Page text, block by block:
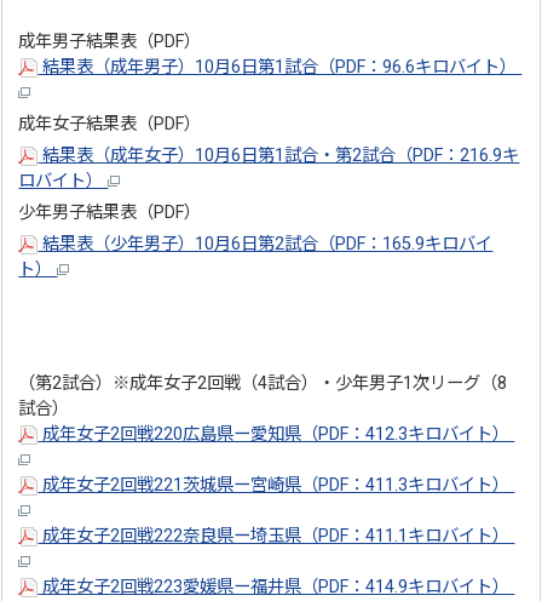
成年男子結果表（PDF）
結果表（成年男子）10月6日第1試合（PDF：96.6キロバイト）
成年女子結果表（PDF）
結果表（成年女子）10月6日第1試合・第2試合（PDF：216.9キ
ロバイト）
少年男子結果表（PDF）
結果表（少年男子）10月6日第2試合（PDF：165.9キロバイ
ト）
（第2試合）※成年女子2回戦（4試合）・少年男子1次リーグ（8
試合）
成年女子2回戦220広島県ー愛知県（PDF：412.3キロバイト）
成年女子2回戦221茨城県ー宮崎県（PDF：411.3キロバイト）
成年女子2回戦222奈良県ー埼玉県（PDF：411.1キロバイト）
成年女子2回戦223愛媛県ー福井県（PDF：414.9キロバイト）